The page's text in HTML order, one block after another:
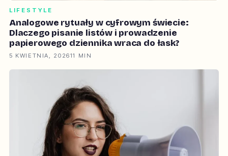
LIFESTYLE
Analogowe rytuały w cyfrowym świecie:
Dlaczego pisanie listów i prowadzenie
papierowego dziennika wraca do łask?
5 KWIETNIA, 202611 MIN